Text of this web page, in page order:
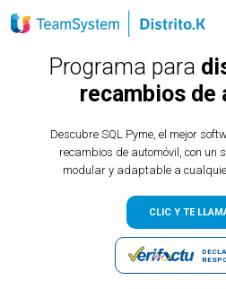
Programa para
recambios de
Descubre SQL Pyme, el mejor
recambios de automóvil, con un
modular y adaptable a
CLIC Y TE